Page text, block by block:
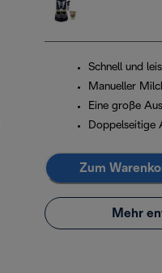
Schnell und
Manueller
Eine große
Doppelseitige
Zum
Mehr